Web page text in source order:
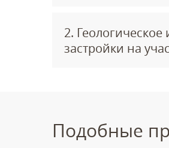
2. Геологическое
застройки на
Подобные